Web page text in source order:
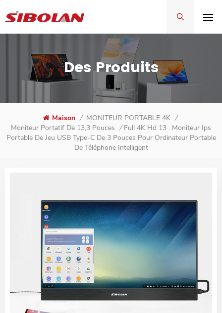
Des Produits
Maison / MONITEUR PORTABLE 4K /
Moniteur Portatif De 13,3 Pouces / Full 4K Hd 13 . Moniteur Ips
Portable De Jeu USB Type-C De 3 Pouces Pour Ordinateur Portable
De Téléphone Intelligent